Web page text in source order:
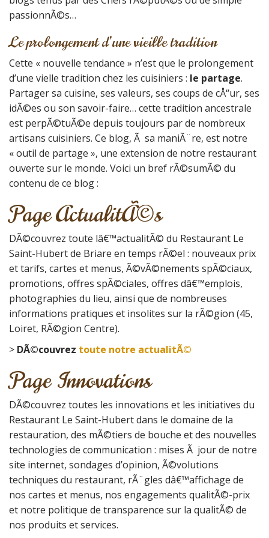
passionnÃ©s…
Le prolongement d’une vieille tradition
Cette « nouvelle tendance » n’est que le prolongement
d’une vielle tradition chez les cuisiniers : le partage.
Partager sa cuisine, ses valeurs, ses coups de cÅ“ur, ses
idÃ©es ou son savoir-faire… cette tradition ancestrale
est perpÃ©tuÃ©e depuis toujours par de nombreux
artisans cuisiniers. Ce blog, Ã sa maniÃ¨re, est notre
« outil de partage », une extension de notre restaurant
ouverte sur le monde. Voici un bref rÃ©sumÃ© du
contenu de ce blog :
Page ActualitÃ©s
DÃ©couvrez toute lâ€™actualitÃ© du Restaurant Le
Saint-Hubert de Briare en temps rÃ©el : nouveaux prix
et tarifs, cartes et menus, Ã©vÃ©nements spÃ©ciaux,
promotions, offres spÃ©ciales, offres dâ€™emplois,
photographies du lieu, ainsi que de nombreuses
informations pratiques et insolites sur la rÃ©gion (45,
Loiret, RÃ©gion Centre).
> DÃ©couvrez toute notre actualitÃ©
Page Innovations
DÃ©couvrez toutes les innovations et les initiatives du
Restaurant Le Saint-Hubert dans le domaine de la
restauration, des mÃ©tiers de bouche et des nouvelles
technologies de communication : mises Ã jour de notre
site internet, sondages d’opinion, Ã©volutions
techniques du restaurant, rÃ¨gles dâ€™affichage de
nos cartes et menus, nos engagements qualitÃ©-prix
et notre politique de transparence sur la qualitÃ© de
nos produits et services.